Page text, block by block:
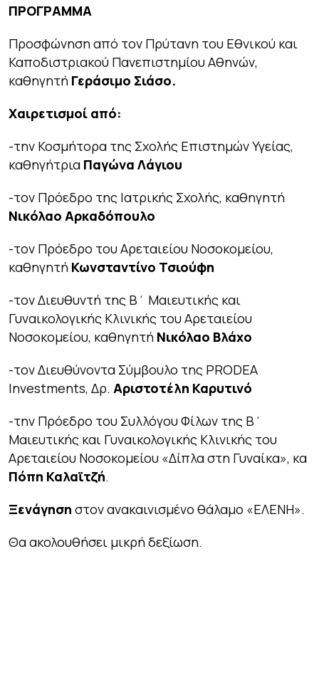
ΠΡΟΓΡΑΜΜΑ
Προσφώνηση από τον Πρύτανη του Εθνικού και
Καποδιστριακού Πανεπιστημίου Αθηνών,
καθηγητή Γεράσιμο Σιάσο.
Χαιρετισμοί από:
-την Κοσμήτορα της Σχολής Επιστημών Υγείας,
καθηγήτρια Παγώνα Λάγιου
-τον Πρόεδρο της Ιατρικής Σχολής, καθηγητή
Νικόλαο Αρκαδόπουλο
-τον Πρόεδρο του Αρεταιείου Νοσοκομείου,
καθηγητή Κωνσταντίνο Τσιούφη
-τον Διευθυντή της Β΄ Μαιευτικής και
Γυναικολογικής Κλινικής του Αρεταιείου
Νοσοκομείου, καθηγητή Νικόλαο Βλάχο
-τον Διευθύνοντα Σύμβουλο της PRODEA
Investments, Δρ. Αριστοτέλη Καρυτινό
-την Πρόεδρο του Συλλόγου Φίλων της Β΄
Μαιευτικής και Γυναικολογικής Κλινικής του
Αρεταιείου Νοσοκομείου «Δίπλα στη Γυναίκα», κα
Πόπη Καλαϊτζή.
Ξενάγηση στον ανακαινισμένο θάλαμο «ΕΛΕΝΗ».
Θα ακολουθήσει μικρή δεξίωση.